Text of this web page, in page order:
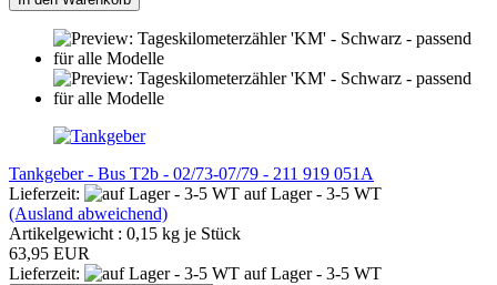
Tankgeber - Bus T2b - 02/73-07/79 - 211 919 051A
Lieferzeit:
auf Lager - 3-5 WT
(Ausland abweichend)
Artikelgewicht : 0,15 kg je Stück
63,95 EUR
Lieferzeit:
auf Lager - 3-5 WT